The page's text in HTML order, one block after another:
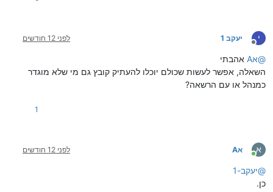
י
מנותק
יעקב 1 לפני 12 חודשים
@אA
אהבתי
השאלה, אפשר לעשות שכולם יוכלו להעתיק קובץ גם מי שלא מוגדר
כמנהל או עם הרשאה?
1
א
מחובר
אA לפני 12 חודשים
@יעקב-1
כן.